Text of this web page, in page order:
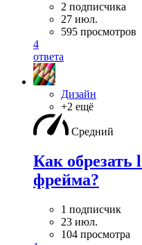
2 подписчика
27 июл.
595 просмотров
4
ответа
Дизайн
+2 ещё
Средний
Как обрезать
фрейма?
1 подписчик
23 июл.
104 просмотра